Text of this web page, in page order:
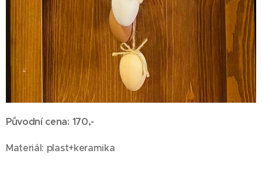
Původní cena: 170,-
Materiál: plast+keramika